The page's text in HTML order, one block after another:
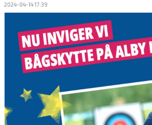
2024-04-14 17:39